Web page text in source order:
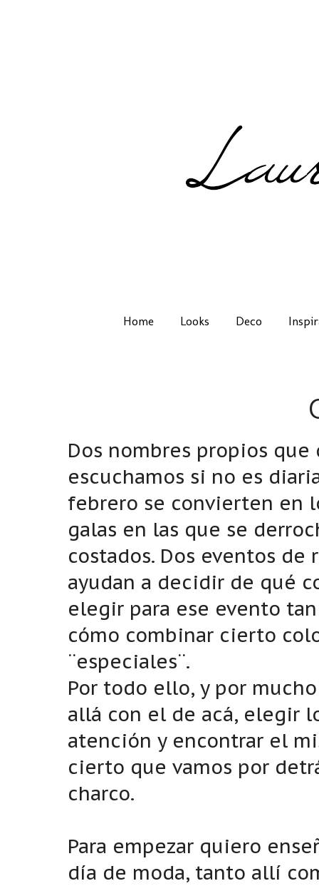
Home Looks Deco
Dos nombres propios
escuchamos si no es
febrero se convierten en
galas en las que se
costados. Dos eventos
ayudan a decidir de qué
elegir para ese evento
cómo combinar cierto
¨especiales¨.
Por todo ello, y por
allá con el de acá, elegir
atención y encontrar el
cierto que vamos por
charco.
Para empezar quiero
día de moda, tanto allí